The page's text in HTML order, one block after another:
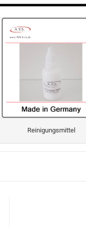
Reinigungsmittel